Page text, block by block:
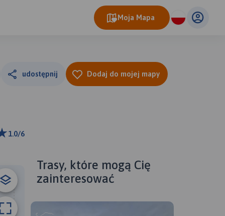
Moja Mapa
udostępnij Dodaj do mojej mapy
1.0/6
Trasy, które mogą Cię
zainteresować